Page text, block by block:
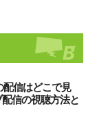
配信はどこで見
信の視聴方法と